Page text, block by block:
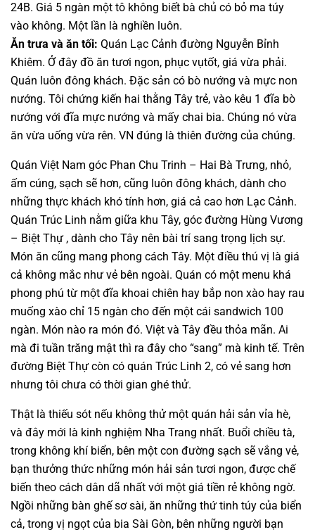
24B. Giá 5 ngàn một tô không biết bà chủ có bỏ ma túy
vào không. Một lần là nghiền luôn.
Ăn trưa và ăn tối: Quán Lạc Cảnh đường Nguyễn Bỉnh
Khiêm. Ở đây đồ ăn tươi ngon, phục vụtốt, giá vừa phải.
Quán luôn đông khách. Đặc sản có bò nướng và mực non
nướng. Tôi chứng kiến hai thằng Tây trẻ, vào kêu 1 đĩa bò
nướng với đĩa mực nướng và mấy chai bia. Chúng nó vừa
ăn vừa uống vừa rên. VN đúng là thiên đường của chúng.
Quán Việt Nam góc Phan Chu Trinh – Hai Bà Trưng, nhỏ,
ấm cúng, sạch sẽ hơn, cũng luôn đông khách, dành cho
những thực khách khó tính hơn, giá cả cao hơn Lạc Cảnh.
Quán Trúc Linh nằm giữa khu Tây, góc đường Hùng Vương
– Biệt Thự , dành cho Tây nên bài trí sang trọng lịch sự.
Món ăn cũng mang phong cách Tây. Một điều thú vị là giá
cả không mắc như vẻ bên ngoài. Quán có một menu khá
phong phú từ một đĩa khoai chiên hay bắp non xào hay rau
muống xào chỉ 15 ngàn cho đến một cái sandwich 100
ngàn. Món nào ra món đó. Việt và Tây đều thỏa mãn. Ai
mà đi tuần trăng mật thì ra đây cho “sang” mà kinh tế. Trên
đường Biệt Thự còn có quán Trúc Linh 2, có vẻ sang hơn
nhưng tôi chưa có thời gian ghé thử.
Thật là thiếu sót nếu không thử một quán hải sản vỉa hè,
và đây mới là kinh nghiệm Nha Trang nhất. Buổi chiều tà,
trong không khí biển, bên một con đường sạch sẽ vắng vẻ,
bạn thưởng thức những món hải sản tươi ngon, được chế
biến theo cách dân dã nhất với một giá tiền rẻ không ngờ.
Ngồi những bàn ghế sơ sài, ăn những thứ tinh túy của biển
cả, trong vị ngọt của bia Sài Gòn, bên những người bạn